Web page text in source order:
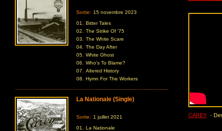
Sortie: 15 novembre 2023
01.
Bitter Tales
02.
The Strike Of '75
03.
The White Scare
04.
The Day After
05.
White Ghost
06.
Who's To Blame?
07.
Altered History
08.
Hymn For The Workers
La Nationale (Single)
Sortie: 1 juillet 2021
01.
La Nationale
CAREY -